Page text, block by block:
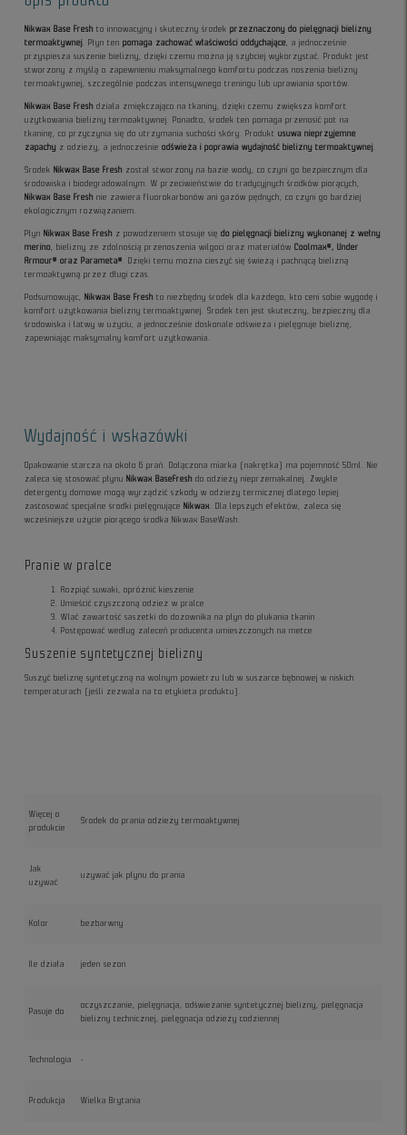
Nikwax Base Fresh to innowacyjny i skuteczny środekprzeznaczony do pielęgnacji bielizny
termoaktywnej. Płyn tenpomaga zachować właściwości oddychające, a jednocześnie
przyspiesza suszenie bielizny, dzięki czemu można ją szybciej wykorzystać. Produkt jest
stworzony z myślą o zapewnieniu maksymalnego komfortu podczas noszenia bielizny
termoaktywnej, szczególnie podczas intensywnego treningu lub uprawiania sportów.
Nikwax Base Fresh działa zmiękczająco na tkaniny, dzięki czemu zwiększa komfort
użytkowania bielizny termoaktywnej. Ponadto, środek ten pomaga przenosić pot na
tkaninę, co przyczynia się do utrzymania suchości skóry. Produktusuwa nieprzyjemne
zapachy z odzieży, a jednocześnieodświeża i poprawia wydajność bielizny termoaktywnej.
Środek Nikwax Base Fresh został stworzony na bazie wody, co czyni go bezpiecznym dla
środowiska i biodegradowalnym. W przeciwieństwie do tradycyjnych środków piorących,
Nikwax Base Fresh nie zawiera fluorokarbonów ani gazów pędnych, co czyni go bardziej
ekologicznym rozwiązaniem.
Płyn Nikwax Base Fresh z powodzeniem stosuje siędo pielęgnacji bielizny wykonanej z wełny
merino, bielizny ze zdolnością przenoszenia wilgoci oraz materiałówCoolmax®, Under
Armour® oraz Parameta®. Dzięki temu można cieszyć się świeżą i pachnącą bielizną
termoaktywną przez długi czas.
Podsumowując, Nikwax Base Fresh to niezbędny środek dla każdego, kto ceni sobie wygodę i
komfort użytkowania bielizny termoaktywnej. Środek ten jest skuteczny, bezpieczny dla
środowiska i łatwy w użyciu, a jednocześnie doskonale odświeża i pielęgnuje bieliznę,
zapewniając maksymalny komfort użytkowania.
Wydajność i wskazówki
Opakowanie starcza na około 6 prań. Dołączona miarka (nakrętka) ma pojemność 50ml. Nie
zaleca się stosować płynu Nikwax BaseFresh do odzieży nieprzemakalnej. Zwykłe
detergenty domowe mogą wyrządzić szkody w odzieży termicznej dlatego lepiej
zastosować specjalne środki pielęgnujące Nikwax. Dla lepszych efektów, zaleca się
wcześniejsze użycie piorącego środka Nikwax BaseWash.
Pranie w pralce
Rozpiąć suwaki, opróżnić kieszenie
Umieścić czyszczoną odzież w pralce
Wlać zawartość saszetki do dozownika na płyn do płukania tkanin
Postępować według zaleceń producenta umieszczonych na metce
Suszenie syntetycznej bielizny
Suszyć bieliznę syntetyczną na wolnym powietrzu lub w suszarce bębnowej w niskich
temperaturach (jeśli zezwala na to etykieta produktu).
Więcej o
produkcie
Środek do prania odzieży termoaktywnej
Jak
używać
używać jak płynu do prania
Kolor bezbarwny
Ile działa jeden sezon
Pasuje do
oczyszczanie, pielęgnacja, odświeżanie syntetycznej bielizny, pielęgnacja
bielizny technicznej, pielęgnacja odzieży codziennej
Technologia -
Produkcja Wielka Brytania